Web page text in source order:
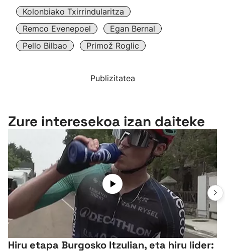
Kolonbiako Txirrindularitza
Remco Evenepoel
Egan Bernal
Pello Bilbao
Primož Roglic
Publizitatea
Zure interesekoa izan daiteke
Hiru etapa Burgosko Itzulian, eta hiru lider: